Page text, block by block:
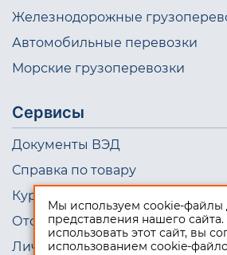
Железнодорожные
Автомобильные перевозки
Морские грузоперевозки
Сервисы
Документы ВЭД
Справка по товару
Курсы валют
Отслеживание груза онлайн
Личный кабинет
Мы используем cookie-файлы
представления нашего
использовать этот сайт, вы
использованием cookie-